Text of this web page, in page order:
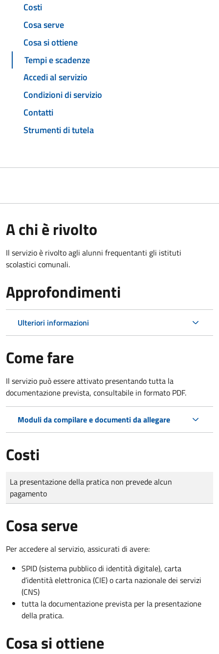
Costi
Cosa serve
Cosa si ottiene
Tempi e scadenze
Accedi al servizio
Condizioni di servizio
Contatti
Strumenti di tutela
A chi è rivolto
Il servizio è rivolto agli alunni frequentanti gli istituti
scolastici comunali.
Approfondimenti
Ulteriori informazioni
Come fare
Il servizio può essere attivato presentando tutta la
documentazione prevista, consultabile in formato PDF.
Moduli da compilare e documenti da allegare
Costi
Tipo di pagamento
Importo
La presentazione della pratica non prevede alcun
pagamento
Cosa serve
Per accedere al servizio, assicurati di avere:
SPID (sistema pubblico di identità digitale), carta
d’identità elettronica (CIE) o carta nazionale dei servizi
(CNS)
tutta la documentazione prevista per la presentazione
della pratica.
Cosa si ottiene